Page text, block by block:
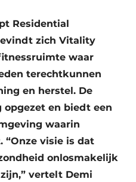
Residential
zich Vitality
waar
terechtkunnen
en herstel. De
en biedt een
waarin
visie is dat
onlosmakelijk
vertelt Demi